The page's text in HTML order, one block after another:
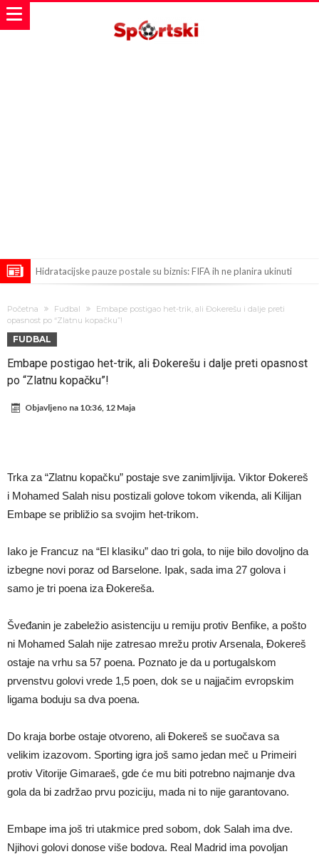
Hidratacijske pauze postale su biznis: FIFA ih ne planira ukinuti
Atletika?!
Ovo se Novaku nikad nije dešavalo: Sinner i Alcaraz odustaju, a
Zverev se odmah “raspao”
Infantino imao ljubavnicu: Isplivale skandalozne informacije, dobila je
novac od UEFA
Mourinho uvodi strogu disciplinu u Real Madrid. Ovo su tri nova
Početna Fudbal
Embape postigao het-trik, ali Đokerešu i dalje preti
opasnost po “Zlatnu kopačku”!
FUDBAL
Embape postigao het-trik, ali Đokerešu i dalje preti opasnost
po “Zlatnu kopačku”!
Objavljeno na 10:36, 12 Maja
Trka za “Zlatnu kopačku” postaje sve zanimljivija. Viktor Đokereš
i Mohamed Salah nisu postizali golove tokom vikenda, ali Kilijan
Embape se približio sa svojim het-trikom.
Iako je Francuz na “El klasiku” dao tri gola, to nije bilo dovoljno da
izbegne novi poraz od Barselone. Ipak, sada ima 27 golova i
samo je tri poena iza Đokereša.
Šveđanin je zabeležio asistenciju u remiju protiv Benfike, a pošto
ni Mohamed Salah nije zatresao mrežu protiv Arsenala, Đokereš
ostaje na vrhu sa 57 poena. Poznato je da u portugalskom
prvenstvu golovi vrede 1,5 poen, dok se u najjačim evropskim
ligama boduju sa dva poena.
Do kraja borbe ostaje otvoreno, ali Đokereš se suočava sa
velikim izazovom. Sporting igra još samo jedan meč u Primeiri
protiv Vitorije Gimaraeš, gde će mu biti potrebno najmanje dva
gola da bi zadržao prvu poziciju, mada ni to nije garantovano.
Embape ima još tri utakmice pred sobom, dok Salah ima dve.
Njihovi golovi donose više bodova. Real Madrid ima povoljan